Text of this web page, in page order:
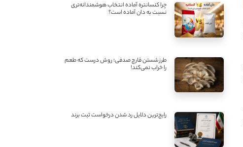
چرا کنسانتره آماده انتخاب هوشمندانه‌تری
نسبت به دان آماده است؟
طرز شستن قارچ صدفی؛ روش درست که طعم
را خراب نمی‌کند!
رایج‌ترین دلایل رد شدن درخواست ثبت برند